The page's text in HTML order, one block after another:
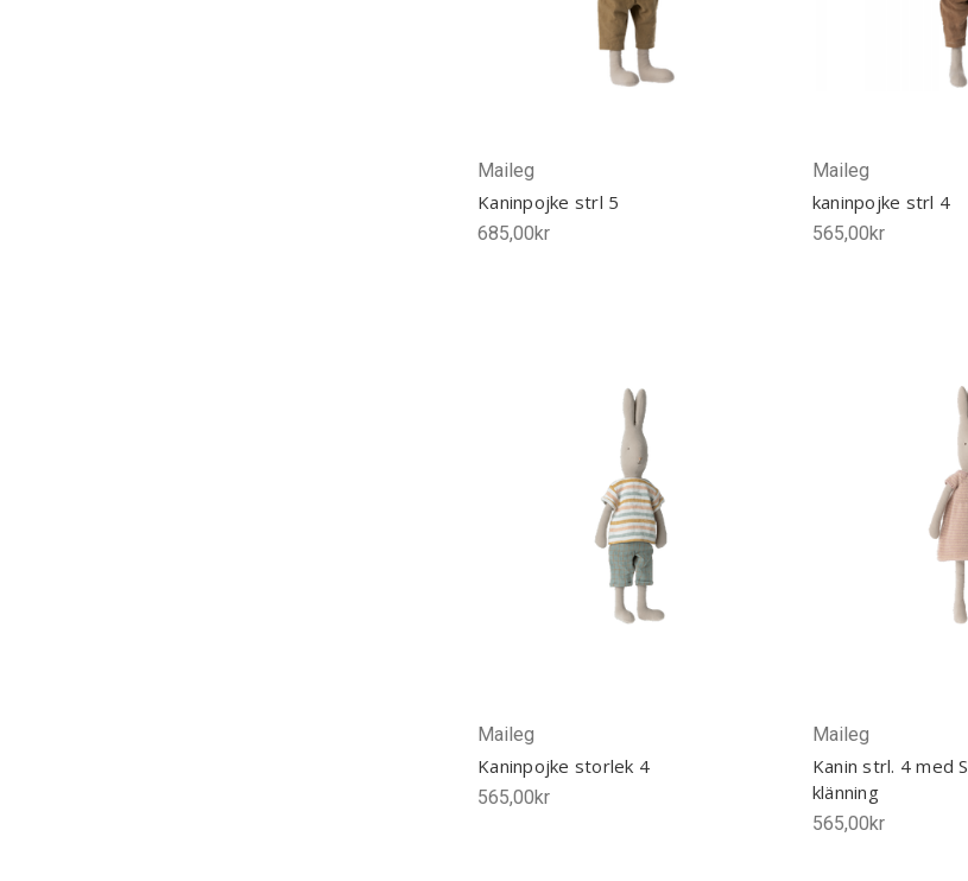
Maileg
Kaninpojke strl 5
685,00kr
Maileg
kaninpojke strl 4
565,00kr
Maileg
Kaninpojke storlek 4
565,00kr
Maileg
Kanin strl. 4 med
klänning
565,00kr